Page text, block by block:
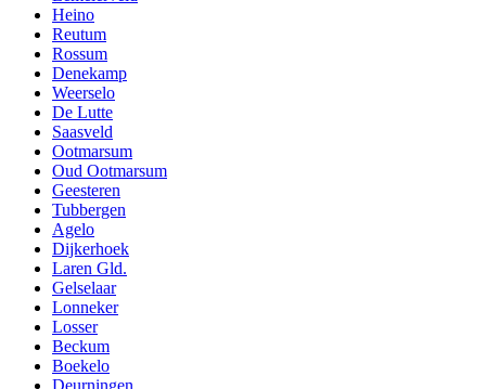
Heino
Reutum
Rossum
Denekamp
Weerselo
De Lutte
Saasveld
Ootmarsum
Oud Ootmarsum
Geesteren
Tubbergen
Agelo
Dijkerhoek
Laren Gld.
Gelselaar
Lonneker
Losser
Beckum
Boekelo